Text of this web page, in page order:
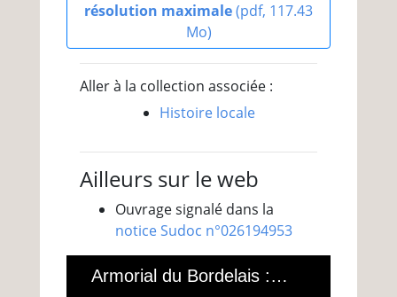
résolution maximale(pdf, 117.43
Mo)
Aller à la collection associée :
Histoire locale
Ailleurs sur le web
Ouvrage signalé dans la
notice Sudoc n°026194953